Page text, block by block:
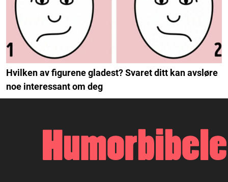
Hvilken av figurene gladest? Svaret ditt kan avsløre
noe interessant om deg